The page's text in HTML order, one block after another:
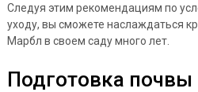
Следуя этим рекомендациям по
уходу, вы сможете наслаждаться
Марбл в своем саду много лет.
Подготовка почвы